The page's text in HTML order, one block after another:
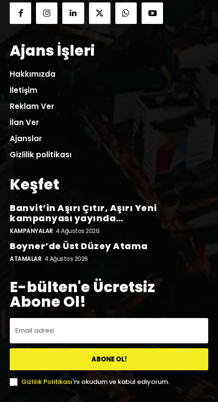
Ajans İşleri
Hakkımızda
İletişim
Reklam Ver
İlan Ver
Ajanslar
Gizlilik politikası
Keşfet
Banvit’in Aşırı Çıtır, Aşırı Yeni
kampanyası yayında…
KAMPANYALAR 4 Ağustos 2026
Boyner’de Üst Düzey Atama
ATAMALAR 4 Ağustos 2026
E-bülten'e Ücretsiz
Abone Ol!
ABONE OL!
Gizlilik Politikası'nı okudum ve kabul ediyorum.